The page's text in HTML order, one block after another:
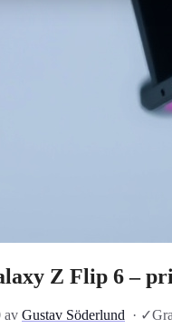
Z Flip 6 –
av Gustav Söderlund · ✓